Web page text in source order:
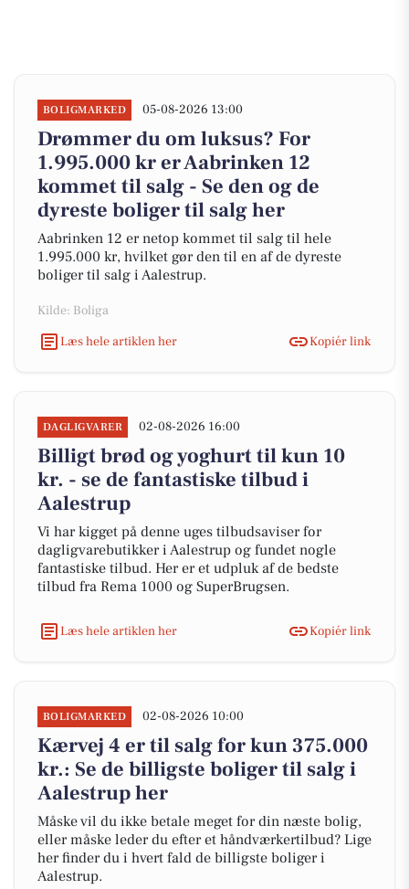
BOLIGMARKED 05-08-2026 13:00
Drømmer du om luksus? For
1.995.000 kr er Aabrinken 12
kommet til salg - Se den og de
dyreste boliger til salg her
Aabrinken 12 er netop kommet til salg til hele
1.995.000 kr, hvilket gør den til en af de dyreste
boliger til salg i Aalestrup.
Kilde: Boliga
Læs hele artiklen her
Kopiér link
DAGLIGVARER 02-08-2026 16:00
Billigt brød og yoghurt til kun 10
kr. - se de fantastiske tilbud i
Aalestrup
Vi har kigget på denne uges tilbudsaviser for
dagligvarebutikker i Aalestrup og fundet nogle
fantastiske tilbud. Her er et udpluk af de bedste
tilbud fra Rema 1000 og SuperBrugsen.
Læs hele artiklen her Kopiér link
BOLIGMARKED 02-08-2026 10:00
Kærvej 4 er til salg for kun 375.000
kr.: Se de billigste boliger til salg i
Aalestrup her
Måske vil du ikke betale meget for din næste bolig,
eller måske leder du efter et håndværkertilbud? Lige
her finder du i hvert fald de billigste boliger i
Aalestrup.